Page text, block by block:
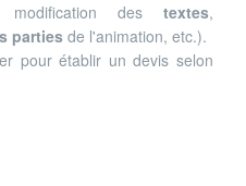
des textes,
parties de l'animation, etc.).
pour établir un devis selon